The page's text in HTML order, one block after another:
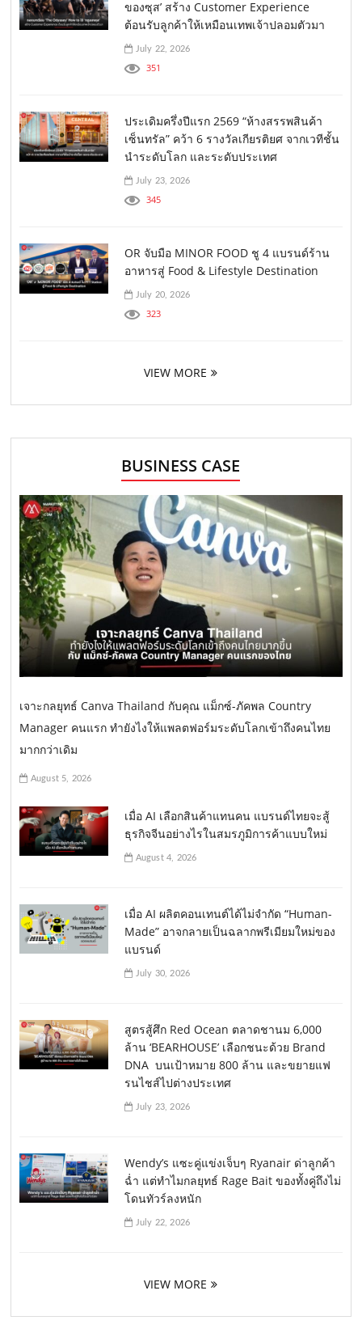
ของซุส’ สร้าง Customer Experience
ต้อนรับลูกค้าให้เหมือนเทพเจ้าปลอมตัวมา
July 22, 2026
351
ประเดิมครึ่งปีแรก 2569 “ห้างสรรพสินค้า
เซ็นทรัล” คว้า 6 รางวัลเกียรติยศ จากเวทีชั้น
นำระดับโลก และระดับประเทศ
July 23, 2026
345
OR จับมือ MINOR FOOD ชู 4 แบรนด์ร้าน
อาหารสู่ Food & Lifestyle Destination
July 20, 2026
323
VIEW MORE
BUSINESS CASE
เจาะกลยุทธ์ Canva Thailand กับคุณ แม็กซ์-ภัคพล Country
Manager คนแรก ทำยังไงให้แพลตฟอร์มระดับโลกเข้าถึงคนไทย
มากกว่าเดิม
August 5, 2026
เมื่อ AI เลือกสินค้าแทนคน แบรนด์ไทยจะสู้
ธุรกิจจีนอย่างไรในสมรภูมิการค้าแบบใหม่
August 4, 2026
เมื่อ AI ผลิตคอนเทนต์ได้ไม่จำกัด “Human-
Made” อาจกลายเป็นฉลากพรีเมียมใหม่ของ
แบรนด์
July 30, 2026
สูตรสู้ศึก Red Ocean ตลาดชานม 6,000
ล้าน ‘BEARHOUSE’ เลือกชนะด้วย Brand
DNA บนเป้าหมาย 800 ล้าน และขยายแฟ
รนไชส์ไปต่างประเทศ
July 23, 2026
Wendy’s แซะคู่แข่งเจ็บๆ Ryanair ด่าลูกค้า
ฉ่ำ แต่ทำไมกลยุทธ์ Rage Bait ของทั้งคู่ถึงไม่
โดนทัวร์ลงหนัก
July 22, 2026
VIEW MORE